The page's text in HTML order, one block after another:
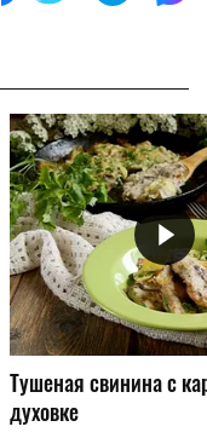
Тушеная свинина с
духовке